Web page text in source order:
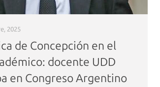
2025
de Concepción en el
docente UDD
en Congreso Argentino